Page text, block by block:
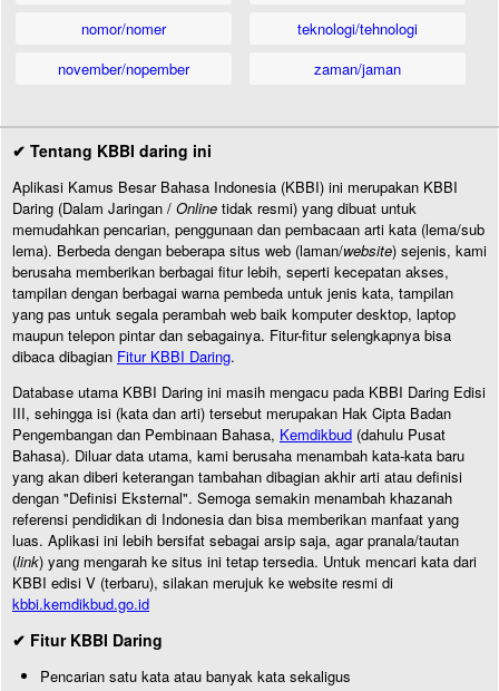
nomor/nomer
november/nopember
teknologi/tehnologi
zaman/jaman
✔ Tentang KBBI daring ini
Aplikasi Kamus Besar Bahasa Indonesia (KBBI) ini merupakan KBBI
Daring (Dalam Jaringan / Online tidak resmi) yang dibuat untuk
memudahkan pencarian, penggunaan dan pembacaan arti kata (lema/sub
lema). Berbeda dengan beberapa situs web (laman/website) sejenis, kami
berusaha memberikan berbagai fitur lebih, seperti kecepatan akses,
tampilan dengan berbagai warna pembeda untuk jenis kata, tampilan
yang pas untuk segala perambah web baik komputer desktop, laptop
maupun telepon pintar dan sebagainya. Fitur-fitur selengkapnya bisa
dibaca dibagian Fitur KBBI Daring.
Database utama KBBI Daring ini masih mengacu pada KBBI Daring Edisi
III, sehingga isi (kata dan arti) tersebut merupakan Hak Cipta Badan
Pengembangan dan Pembinaan Bahasa, Kemdikbud (dahulu Pusat
Bahasa). Diluar data utama, kami berusaha menambah kata-kata baru
yang akan diberi keterangan tambahan dibagian akhir arti atau definisi
dengan "Definisi Eksternal". Semoga semakin menambah khazanah
referensi pendidikan di Indonesia dan bisa memberikan manfaat yang
luas. Aplikasi ini lebih bersifat sebagai arsip saja, agar pranala/tautan
(link) yang mengarah ke situs ini tetap tersedia. Untuk mencari kata dari
KBBI edisi V (terbaru), silakan merujuk ke website resmi di
kbbi.kemdikbud.go.id
✔ Fitur KBBI Daring
Pencarian satu kata atau banyak kata sekaligus